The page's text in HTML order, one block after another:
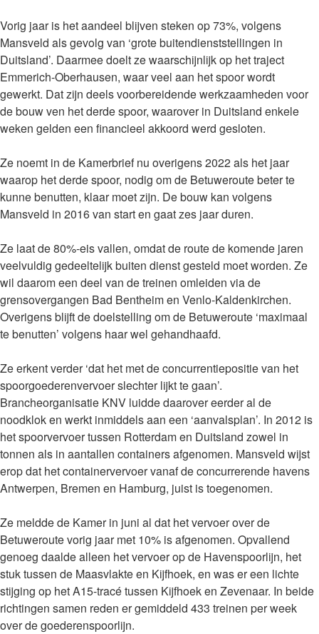
Vorig jaar is het aandeel blijven steken op 73%, volgens
Mansveld als gevolg van ‘grote buitendienststellingen in
Duitsland’. Daarmee doelt ze waarschijnlijk op het traject
Emmerich-Oberhausen, waar veel aan het spoor wordt
gewerkt. Dat zijn deels voorbereidende werkzaamheden voor
de bouw ven het derde spoor, waarover in Duitsland enkele
weken gelden een financieel akkoord werd gesloten.
Ze noemt in de Kamerbrief nu overigens 2022 als het jaar
waarop het derde spoor, nodig om de Betuweroute beter te
kunne benutten, klaar moet zijn. De bouw kan volgens
Mansveld in 2016 van start en gaat zes jaar duren.
Ze laat de 80%-eis vallen, omdat de route de komende jaren
veelvuldig gedeeltelijk buiten dienst gesteld moet worden. Ze
wil daarom een deel van de treinen omleiden via de
grensovergangen Bad Bentheim en Venlo-Kaldenkirchen.
Overigens blijft de doelstelling om de Betuweroute ‘maximaal
te benutten’ volgens haar wel gehandhaafd.
Ze erkent verder ‘dat het met de concurrentiepositie van het
spoorgoederenvervoer slechter lijkt te gaan’.
Brancheorganisatie KNV luidde daarover eerder al de
noodklok en werkt inmiddels aan een ‘aanvalsplan’. In 2012 is
het spoorvervoer tussen Rotterdam en Duitsland zowel in
tonnen als in aantallen containers afgenomen. Mansveld wijst
erop dat het containervervoer vanaf de concurrerende havens
Antwerpen, Bremen en Hamburg, juist is toegenomen.
Ze meldde de Kamer in juni al dat het vervoer over de
Betuweroute vorig jaar met 10% is afgenomen. Opvallend
genoeg daalde alleen het vervoer op de Havenspoorlijn, het
stuk tussen de Maasvlakte en Kijfhoek, en was er een lichte
stijging op het A15-tracé tussen Kijfhoek en Zevenaar. In beide
richtingen samen reden er gemiddeld 433 treinen per week
over de goederenspoorlijn.